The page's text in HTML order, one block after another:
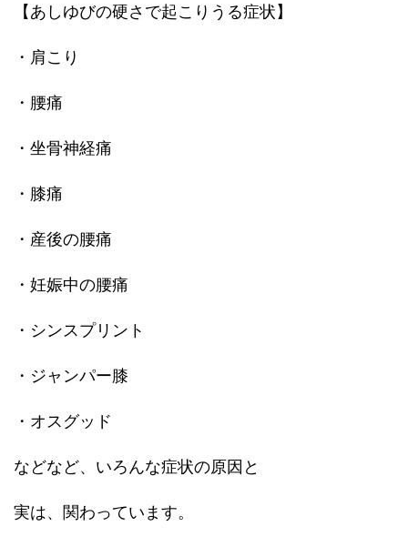
【あしゆびの硬さで起こりうる症状】
・肩こり
・腰痛
・坐骨神経痛
・膝痛
・産後の腰痛
・妊娠中の腰痛
・シンスプリント
・ジャンパー膝
・オスグッド
などなど、いろんな症状の原因と
実は、関わっています。